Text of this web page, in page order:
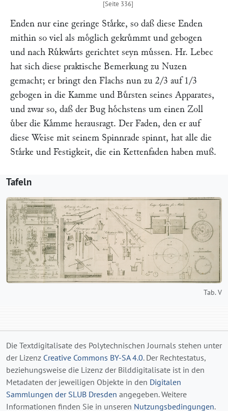
Enden nur eine geringe Staͤrke, so daß diese Enden
mithin so viel als moͤglich gekruͤmmt und gebogen
und nach Ruͤkwaͤrts gerichtet seyn muͤssen. Hr. Lebec
hat sich diese praktische Bemerkung zu Nuzen
gemacht; er bringt den Flachs nun zu 2/3 auf 1/3
gebogen in die Kamme und Buͤrsten seines Apparates,
und zwar so, daß der Bug hoͤchstens um einen Zoll
uͤber die Kaͤmme herausragt. Der Faden, den er auf
diese Weise mit seinem Spinnrade spinnt, hat alle die
Staͤrke und Festigkeit, die ein Kettenfaden haben muß.
Tafeln
Tab. V
Die Textdigitalisate des Polytechnischen Journals stehen unter
der Lizenz Creative Commons BY-SA 4.0. Der Rechtestatus,
beziehungsweise die Lizenz der Bilddigitalisate ist in den
Metadaten der jeweiligen Objekte in den Digitalen
Sammlungen der SLUB Dresden angegeben. Weitere
Informationen finden Sie in unseren Nutzungsbedingungen.